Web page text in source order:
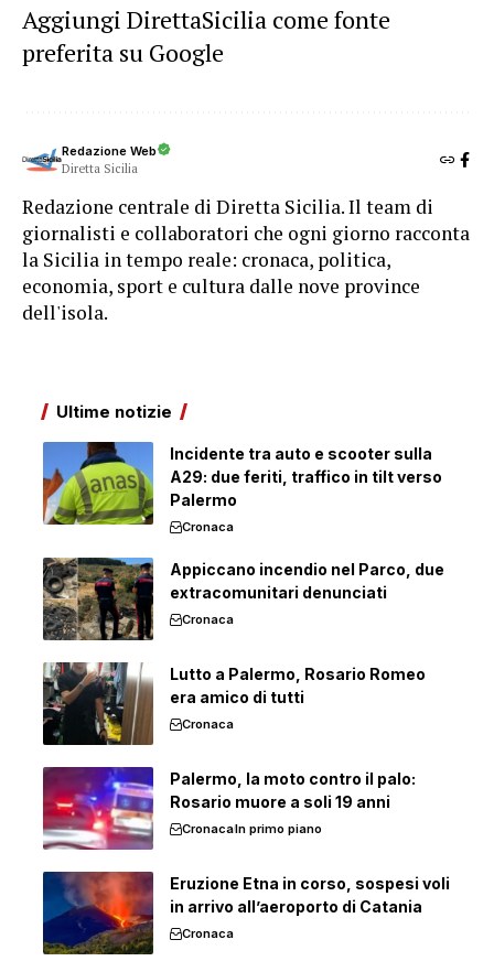
Aggiungi DirettaSicilia come fonte
preferita su Google
Redazione Web
Diretta Sicilia
Redazione centrale di Diretta Sicilia. Il team di
giornalisti e collaboratori che ogni giorno racconta
la Sicilia in tempo reale: cronaca, politica,
economia, sport e cultura dalle nove province
dell'isola.
Ultime notizie
Incidente tra auto e scooter sulla
A29: due feriti, traffico in tilt verso
Palermo
Cronaca
Appiccano incendio nel Parco, due
extracomunitari denunciati
Cronaca
Lutto a Palermo, Rosario Romeo
era amico di tutti
Cronaca
Palermo, la moto contro il palo:
Rosario muore a soli 19 anni
CronacaIn primo piano
Eruzione Etna in corso, sospesi voli
in arrivo all’aeroporto di Catania
Cronaca